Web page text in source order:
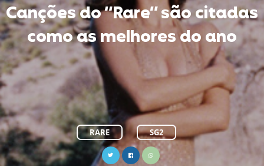
Canções do “Rare” são citadas
como as melhores do ano
RARE SG2